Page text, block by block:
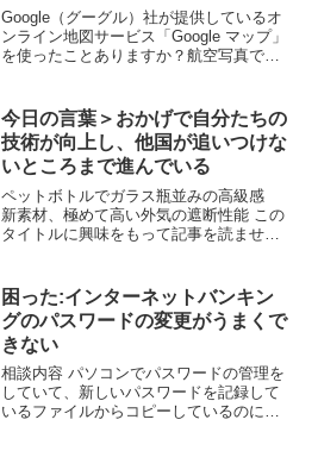
Google（グーグル）社が提供しているオ
ンライン地図サービス「Google マップ」
を使ったことありますか？航空写真でも
な利用のされかたをしていると思いま
す。さて、実...
今日の言葉＞おかげで自分たちの
技術が向上し、他国が追いつけな
いところまで進んでいる
ペットボトルでガラス瓶並みの高級感
新素材、極めて高い外気の遮断性能 この
タイトルに興味をもって記事を読ませて
でした。 私は、向上するのにライバルが
必要だと思っている...
困った:インターネットバンキン
グのパスワードの変更がうまくで
きない
相談内容 パソコンでパスワードの管理を
していて、新しいパスワードを記録して
いるファイルからコピーしているのに、